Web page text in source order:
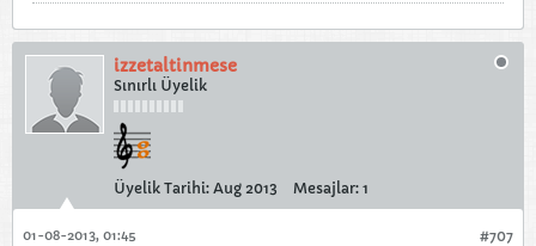
izzetaltinmese
Sınırlı Üyelik
Üyelik Tarihi: Aug 2013 Mesajlar: 1
#707
01-08-2013, 01:45